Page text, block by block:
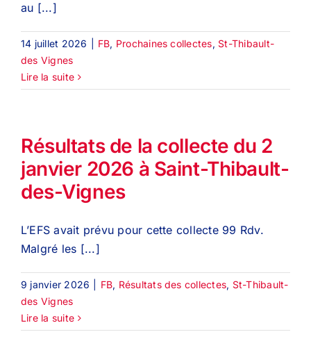
au [...]
14 juillet 2026 FB, Prochaines collectes, St-Thibault-
des Vignes
Lire la suite
Résultats de la collecte du 2
janvier 2026 à Saint-Thibault-
des-Vignes
L’EFS avait prévu pour cette collecte 99 Rdv.
Malgré les [...]
9 janvier 2026 FB, Résultats des collectes, St-Thibault-
des Vignes
Lire la suite